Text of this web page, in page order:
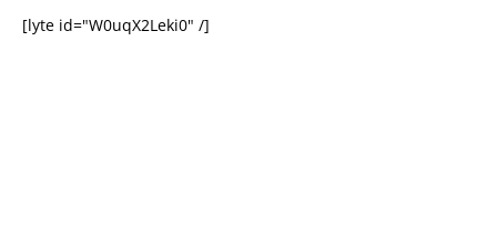
[lyte id="W0uqX2Leki0" /]